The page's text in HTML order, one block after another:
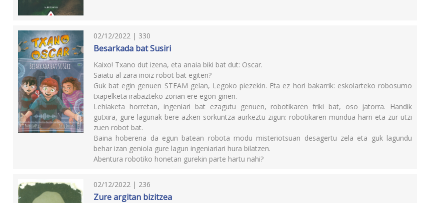
02/12/2022 | 330
Besarkada bat Susiri
Kaixo! Txano dut izena, eta anaia biki bat dut: Oscar.
Saiatu al zara inoiz robot bat egiten?
Guk bat egin genuen STEAM gelan, Legoko piezekin. Eta ez hori bakarrik: eskolarteko robosumo
txapelketa irabazteko zorian ere egon ginen.
Lehiaketa horretan, ingeniari bat ezagutu genuen, robotikaren friki bat, oso jatorra. Handik
gutxira, gure lagunak bere azken sorkuntza aurkeztu zigun: robotikaren mundua harri eta zur utzi
zuen robot bat.
Baina hoberena da egun batean robota modu misteriotsuan desagertu zela eta guk lagundu
behar izan geniola gure lagun ingeniariari hura bilatzen.
Abentura robotiko honetan gurekin parte hartu nahi?
02/12/2022 | 236
Zure argitan bizitzea